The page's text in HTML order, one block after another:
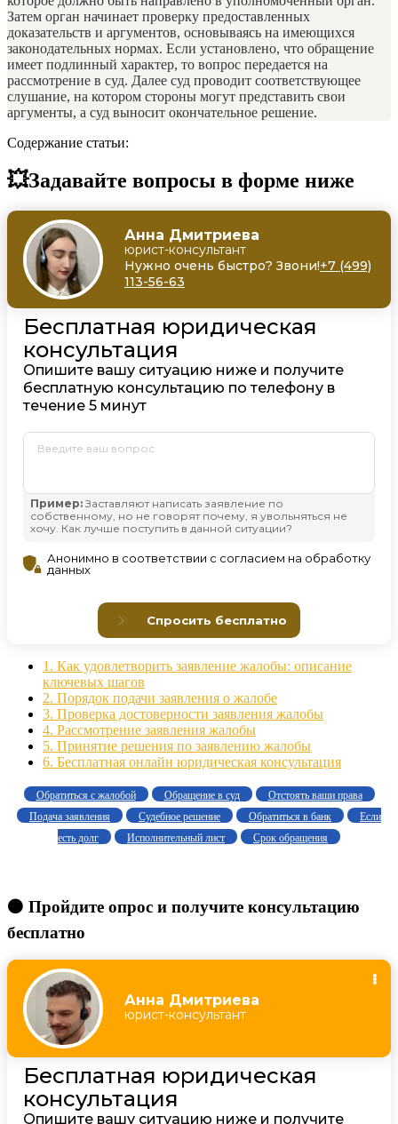
Затем орган начинает проверку предоставленных
доказательств и аргументов, основываясь на имеющихся
законодательных нормах. Если установлено, что обращение
имеет подлинный характер, то вопрос передается на
рассмотрение в суд. Далее суд проводит соответствующее
слушание, на котором стороны могут представить свои
аргументы, а суд выносит окончательное решение.
Содержание статьи:
💥Задавайте вопросы в форме ниже
1. Как удовлетворить заявление жалобы: описание
ключевых шагов
2. Порядок подачи заявления о жалобе
3. Проверка достоверности заявления жалобы
4. Рассмотрение заявления жалобы
5. Принятие решения по заявлению жалобы
6. Бесплатная онлайн юридическая консультация
Обратиться с жалобой Обращение в суд
Отстоять ваши права
Подача заявления
Судебное решение Обратиться в банк
Если
есть долг
Исполнительный лист Срок обращения
🟠 Пройдите опрос и получите консультацию
бесплатно